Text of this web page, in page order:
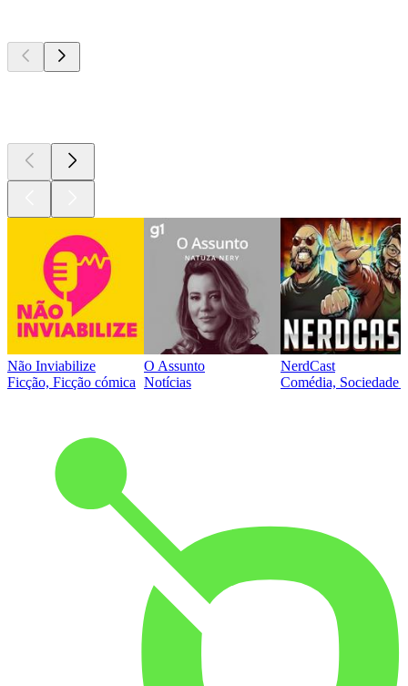
Não Inviabilize
Ficção, Ficção cómica
O Assunto
Notícias
NerdCast
Comédia, Sociedade